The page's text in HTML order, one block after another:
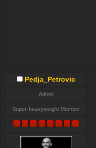
Pedja_Petrovic
Admin
Super-heavyweight Member